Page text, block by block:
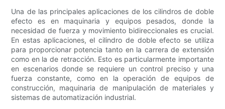
Una de las principales aplicaciones de los cilindros de doble
efecto es en maquinaria y equipos pesados, donde la
necesidad de fuerza y ​​movimiento bidireccionales es crucial.
En estas aplicaciones, el cilindro de doble efecto se utiliza
para proporcionar potencia tanto en la carrera de extensión
como en la de retracción. Esto es particularmente importante
en escenarios donde se requiere un control preciso y una
fuerza constante, como en la operación de equipos de
construcción, maquinaria de manipulación de materiales y
sistemas de automatización industrial.